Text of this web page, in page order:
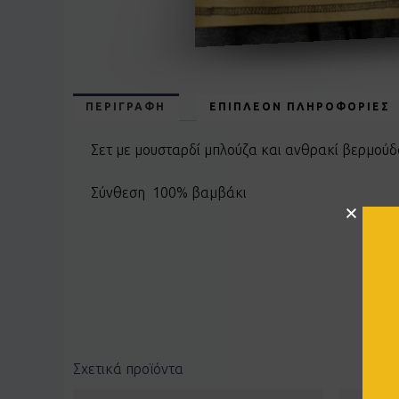
ΠΕΡΙΓΡΑΦΉ ΕΠΙΠΛΈΟΝ ΠΛΗΡΟΦΟΡΊΕΣ
Σετ με μουσταρδί μπλούζα και ανθρακί
Σύνθεση 100% βαμβάκι
Σχετικά προϊόντα